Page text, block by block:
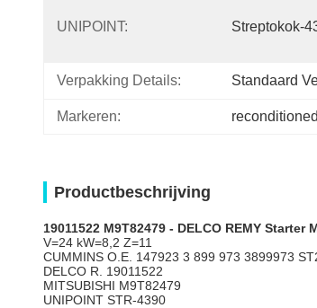
UNIPOINT: Streptokok-
Verpakking Details: Standaard
Markeren:
Productbeschrijving
19011522 M9T82479 - DELCO REMY Starter
V=24 kW=8,2 Z=11
CUMMINS O.E. 147923 3 899 973 3899973
DELCO R. 19011522
MITSUBISHI M9T82479
UNIPOINT STR-4390